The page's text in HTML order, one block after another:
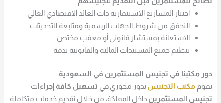
اختيار المشاريع الاستثمارية ذات العائد الاقتصادي العالي
التحقق من شروط الجهات الرسمية ومتابعة التحديثات
الاستعانة بمستشار قانوني أو معقب مختص
تنظيم جميع المستندات المالية والقانونية بدقة
دور مكتبنا في تجنيس المستثمرين في السعودية
يقوممكتب التجنيس بدور محوري في تسهيل كافة إجراءات
تجنيس المستثمرين داخل المملكة، من خلال تقديم خدمات متكاملة